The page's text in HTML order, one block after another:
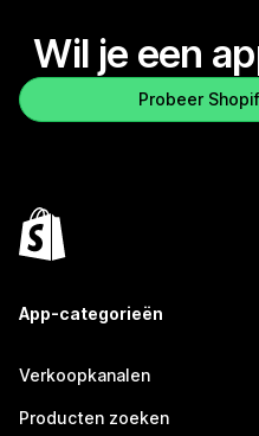
Wil je een
Probeer
App-categorieën
Verkoopkanalen
Producten zoeken